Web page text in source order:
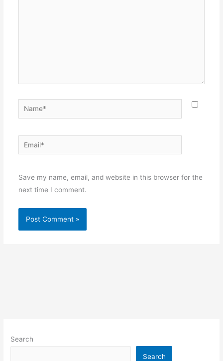
Name*
Email*
Save my name, email, and website in this browser for the
next time I comment.
Search
Search